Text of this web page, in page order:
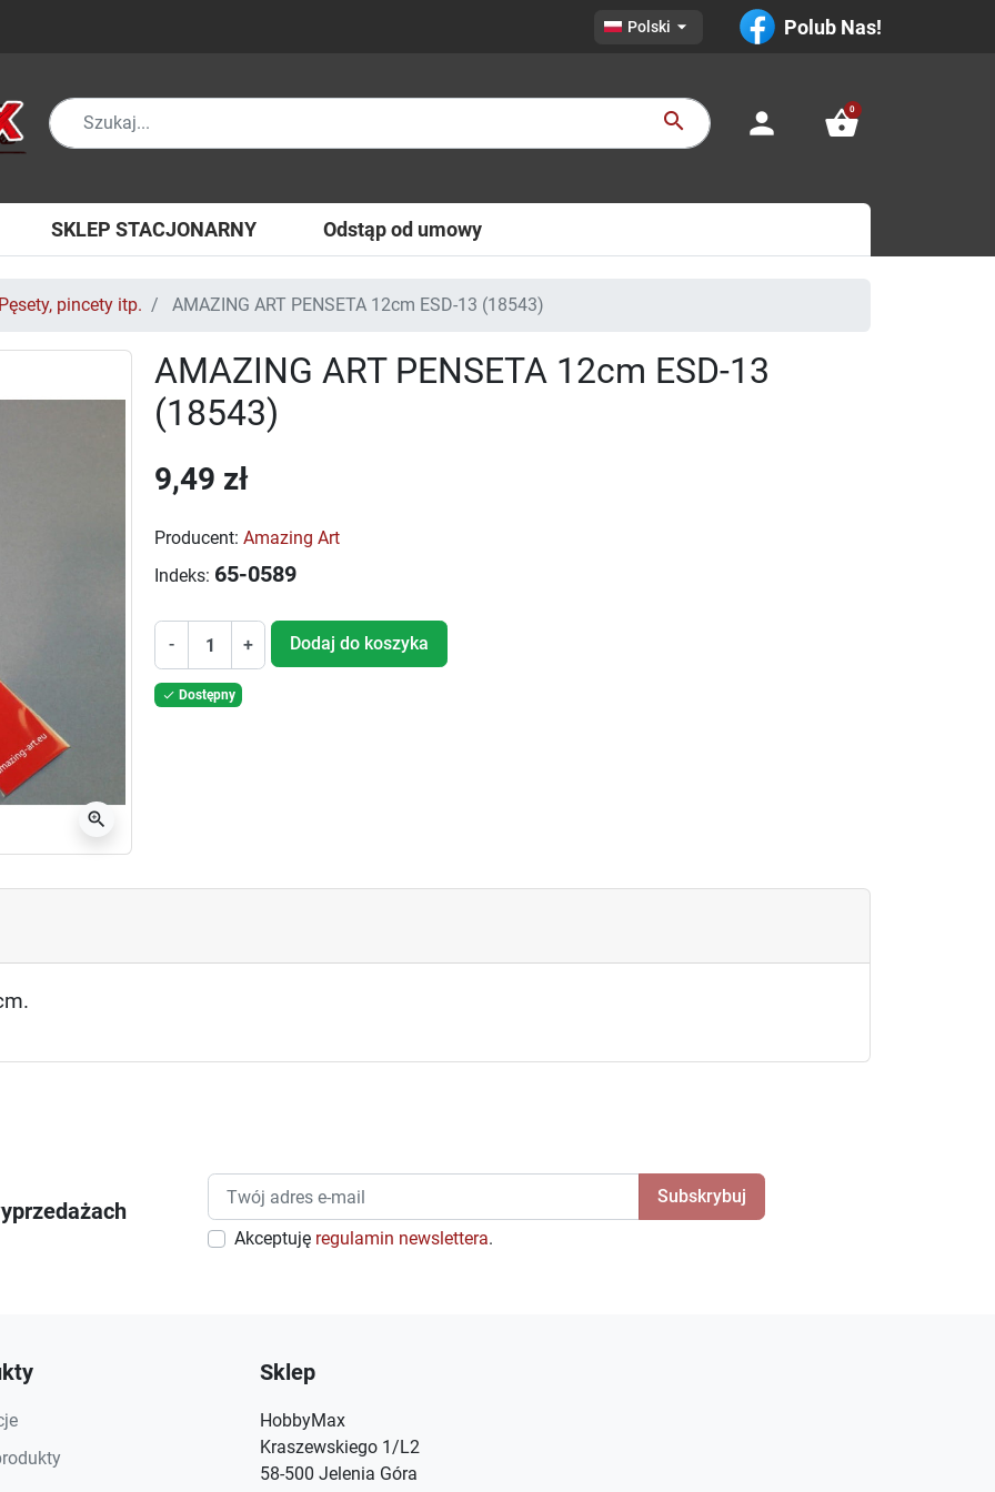
Polski  Polub Nas!
search person shopping_basket
0
SKLEP STACJONARNY Odstąp od umowy
pincety itp. AMAZING ART PENSETA 12cm ESD-13 (18543)
zoom_in
AMAZING ART PENSETA 12cm ESD-13
(18543)
9,49 zł
Producent: Amazing Art
Indeks: 65-0589
- + Dodaj do koszyka
 Dostępny
Akceptuję regulamin newslettera.
Sklep
HobbyMax
Kraszewskiego 1/L2
58-500 Jelenia Góra